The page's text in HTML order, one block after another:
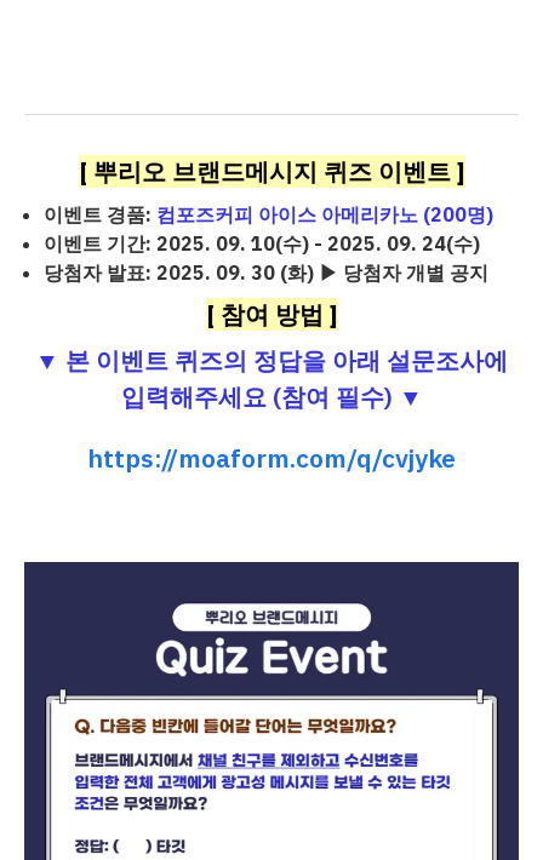
[ 뿌리오 브랜드메시지 퀴즈 이벤트 ]
이벤트 경품: 컴포즈커피 아이스 아메리카노 (200명)
이벤트 기간: 2025. 09. 10(수) - 2025. 09. 24(수)
당첨자 발표: 2025. 09. 30 (화) ▶ 당첨자 개별 공지
[ 참여 방법 ]
▼ 본 이벤트 퀴즈의 정답을 아래 설문조사에
입력해주세요 (참여 필수) ▼
https://moaform.com/q/cvjyke